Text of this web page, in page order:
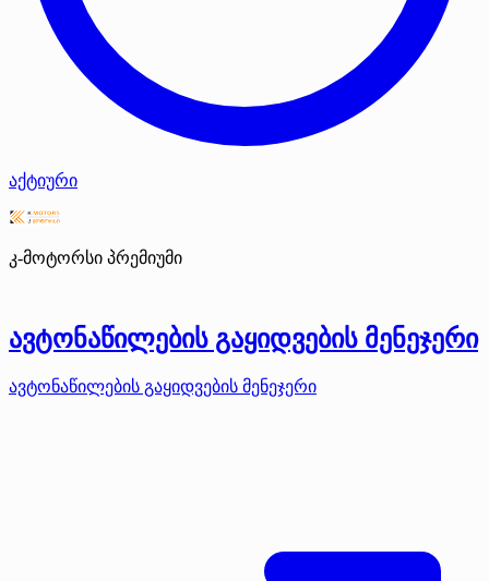
აქტიური
კ-მოტორსი პრემიუმი
ავტონაწილების გაყიდვების მენეჯერი
ავტონაწილების გაყიდვების მენეჯერი